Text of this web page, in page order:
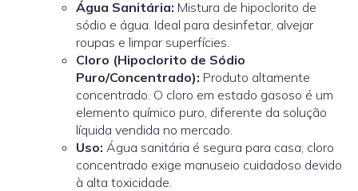
Água Sanitária: Mistura de hipoclorito de
sódio e água. Ideal para desinfetar, alvejar
roupas e limpar superfícies.
Cloro (Hipoclorito de Sódio
Puro/Concentrado): Produto altamente
concentrado. O cloro em estado gasoso é um
elemento químico puro, diferente da solução
líquida vendida no mercado
Uso: Água sanitária é segura para casa; cloro
concentrado exige manuseio cuidadoso devido
à alta toxicidade.